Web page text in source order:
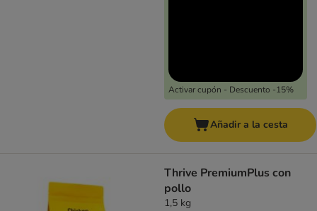
Activar cupón - Descuento -15%
Añadir a la cesta
Thrive PremiumPlus con
pollo
1,5 kg